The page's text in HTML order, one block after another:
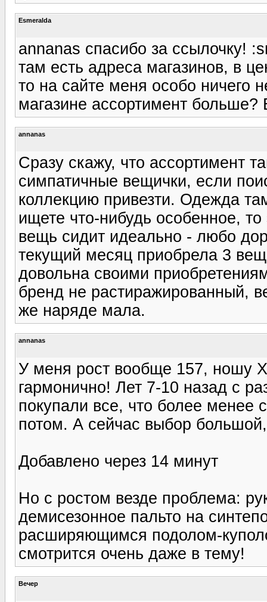
Esmeralda
annanas спасибо за ссылочку!
там есть адреса магазинов, в
то на сайте меня особо ничего
магазине ассортимент
annanas
Сразу скажу, что ассортимент
симпатичные вещички, если
коллекцию привезти. Одежда
ищете что-нибудь особенное,
вещь сидит идеально - любо
текущий месяц приобрела 3
довольна своими
бренд не растиражированный,
же наряде мала.
annanas
У меня рост вообще 157, ношу
гармонично! Лет 7-10 назад с
покупали все, что более менее
потом. А сейчас выбор
Добавлено через 14 минут
Но с ростом везде проблема:
демисезонное пальто на
расширяющимся подолом-
смотрится очень даже в тему!
Вечер